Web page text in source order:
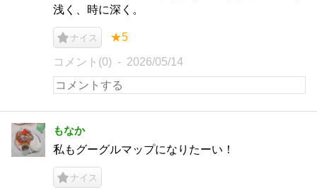
浅く、時に深く。
ナイス ★5
コメント(0) 2026/05/14
もなか
私もグーグルマップになりたーい！
ナイス